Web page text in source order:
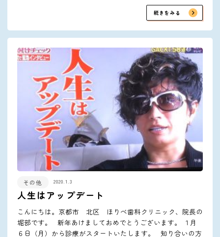
続きをみる
その他 2020.1.3
人生はアップデート
こんにちは。京都市 北区 ほりべ歯科クリニック、院長の
堀部です。 新年あけましておめでとうございます。 １月
６日（月）から診療がスタートいたします。 知り合いの方